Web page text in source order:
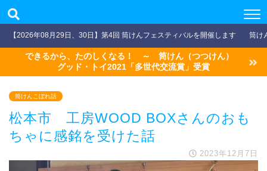
【2026年08月29日、30日】第4回 筒けんフェスティバルを開催します 筒け
できるから、たのしくなる！ ～ 筒けん（つつけん）
グッド・トイ2021「多世代交流賞」受賞
筒けんこぼれ話
松本市 工房WOOD BOXさんのおも
ちゃに感銘を受けた話
2023年12月7日